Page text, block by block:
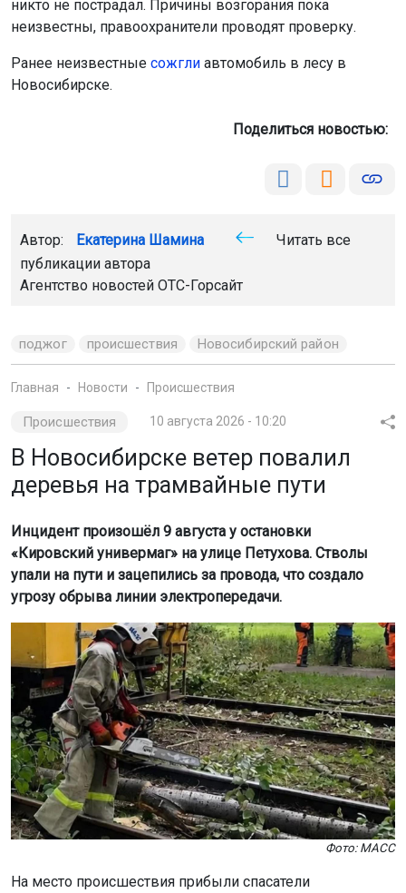
никто не пострадал. Причины возгорания пока
неизвестны, правоохранители проводят проверку.
Ранее неизвестные сожгли автомобиль в лесу в
Новосибирске.
Поделиться новостью:
Автор: Екатерина Шамина
Читать все
публикации автора
Агентство новостей ОТС-Горсайт
поджог происшествия Новосибирский район
Главная Новости Происшествия
Происшествия 10 августа 2026 - 10:20
В Новосибирске ветер повалил
деревья на трамвайные пути
Инцидент произошёл 9 августа у остановки
«Кировский универмаг» на улице Петухова. Стволы
упали на пути и зацепились за провода, что создало
угрозу обрыва линии электропередачи.
Фото: МАСС
На место происшествия прибыли спасатели